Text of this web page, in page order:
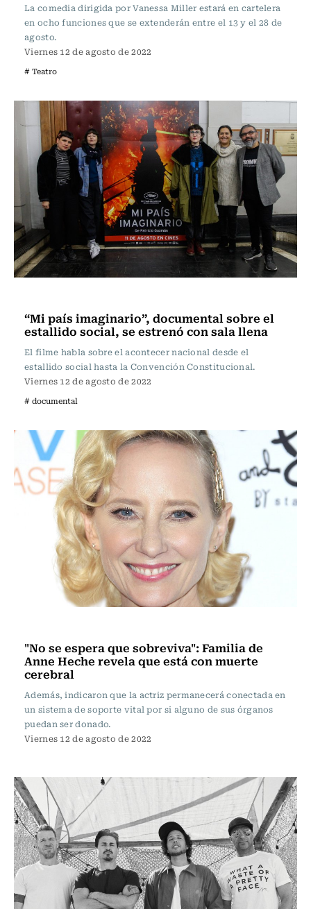
La comedia dirigida por Vanessa Miller estará en cartelera
en ocho funciones que se extenderán entre el 13 y el 28 de
agosto.
Viernes 12 de agosto de 2022
# Teatro
“Mi país imaginario”, documental sobre el
estallido social, se estrenó con sala llena
El filme habla sobre el acontecer nacional desde el
estallido social hasta la Convención Constitucional.
Viernes 12 de agosto de 2022
# documental
"No se espera que sobreviva": Familia de
Anne Heche revela que está con muerte
cerebral
Además, indicaron que la actriz permanecerá conectada en
un sistema de soporte vital por si alguno de sus órganos
puedan ser donado.
Viernes 12 de agosto de 2022